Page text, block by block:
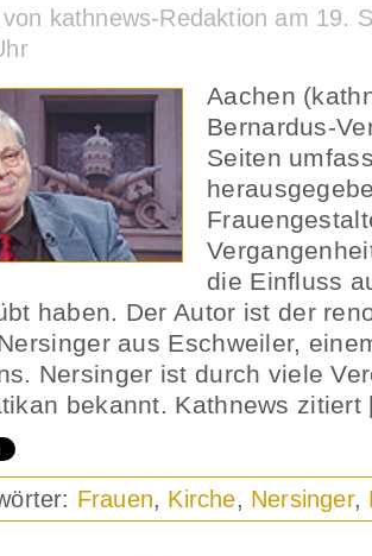
kathnews-Redaktion am 19.
Aachen
Bernardus-
Seiten
die Einfluss
haben. Der Autor ist der
aus Eschweiler,
Nersinger ist durch viele
bekannt. Kathnews
Frauen, Kirche, Nersinger,